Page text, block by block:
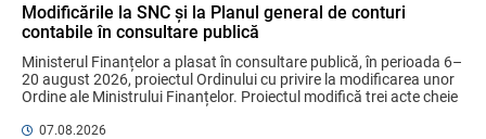
Domenii supuse controalelor fiscale
operative în luna august 2026
05.08.2026 Serviciul Fiscal de Stat
Modificările la SNC și la Planul general de conturi
contabile în consultare publică
Ministerul Finanțelor a plasat în consultare publică, în perioada 6–
20 august 2026, proiectul Ordinului cu privire la modificarea unor
Ordine ale Ministrului Finanțelor. Proiectul modifică trei acte cheie
07.08.2026